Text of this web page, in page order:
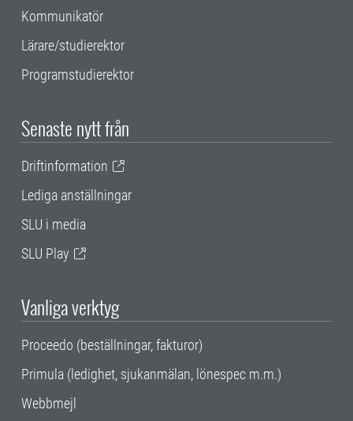
Kommunikatör
Lärare/studierektor
Programstudierektor
Senaste nytt från
Driftinformation
Lediga anställningar
SLU i media
SLU Play
Vanliga verktyg
Proceedo (beställningar, fakturor)
Primula (ledighet, sjukanmälan, lönespec m.m.)
Webbmejl